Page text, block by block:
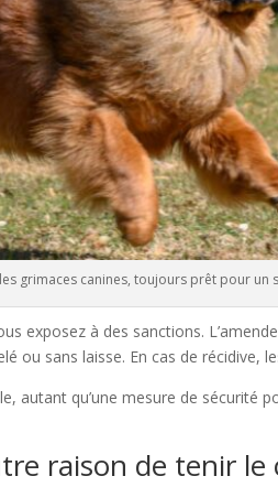
grimaces canines, toujours prêt pour un
exposez à des sanctions.
ou sans laisse. En cas de récidive,
autant qu’une mesure de sécurité
raison de tenir le